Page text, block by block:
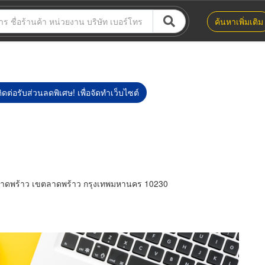
ค้นหาเพิ่มเติม
ต่อรับส่วนลดพิเศษ! เพื่อจัดทำเว็บไซต์
พร้าว เขตลาดพร้าว กรุงเทพมหานคร 10230